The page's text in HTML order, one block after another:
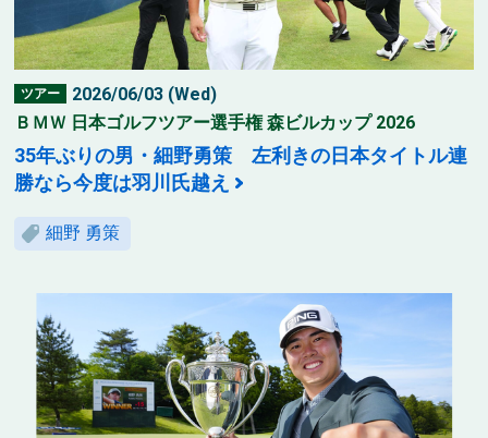
ツアー
2026/06/03 (Wed)
ＢＭＷ 日本ゴルフツアー選手権 森ビルカップ 2026
35年ぶりの男・細野勇策 左利きの日本タイトル連
勝なら今度は羽川氏越え
細野 勇策